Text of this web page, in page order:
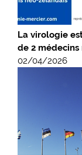
La virologie
de 2
02/04/2026